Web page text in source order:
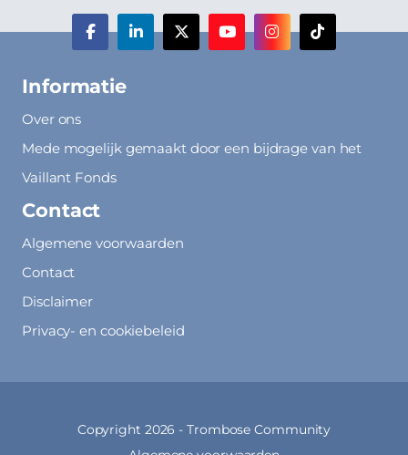
Informatie
Over ons
Mede mogelijk gemaakt door een bijdrage van het
Vaillant Fonds
Contact
Algemene voorwaarden
Contact
Disclaimer
Privacy- en cookiebeleid
Copyright 2026 -Trombose Community